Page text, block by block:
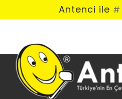
Antenci ile #